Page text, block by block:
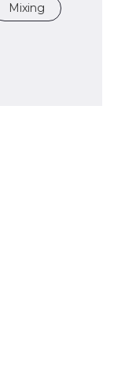
Mixing